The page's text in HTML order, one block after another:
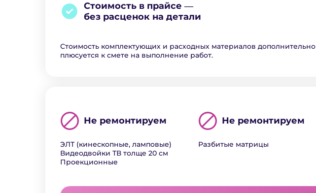
Стоимость в прайсе ―
без расценок на детали
Стоимость комплектующих и расходных материалов дополнительно
плюсуется к смете на выполнение работ.
Не ремонтируем
ЭЛТ (кинескопные, ламповые)
Видеодвойки ТВ толще 20 см
Проекционные
Не ремонтируем
Разбитые матрицы